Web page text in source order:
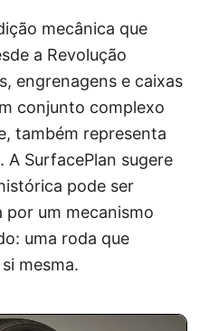
mecânica que
a Revolução
engrenagens e caixas
conjunto complexo
também representa
A SurfacePlan sugere
pode ser
por um mecanismo
uma roda que
mesma.